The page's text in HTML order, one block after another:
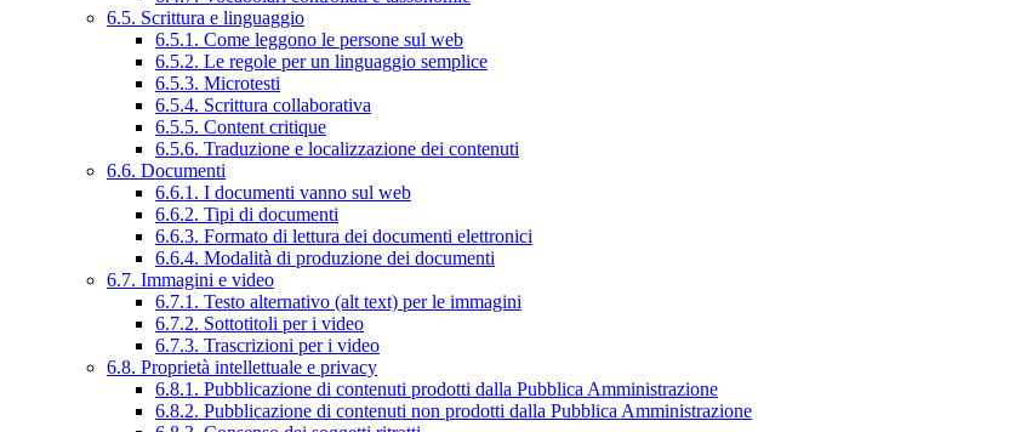
6.5. Scrittura e linguaggio
6.5.1. Come leggono le persone sul web
6.5.2. Le regole per un linguaggio semplice
6.5.3. Microtesti
6.5.4. Scrittura collaborativa
6.5.5. Content critique
6.5.6. Traduzione e localizzazione dei contenuti
6.6. Documenti
6.6.1. I documenti vanno sul web
6.6.2. Tipi di documenti
6.6.3. Formato di lettura dei documenti elettronici
6.6.4. Modalità di produzione dei documenti
6.7. Immagini e video
6.7.1. Testo alternativo (alt text) per le immagini
6.7.2. Sottotitoli per i video
6.7.3. Trascrizioni per i video
6.8. Proprietà intellettuale e privacy
6.8.1. Pubblicazione di contenuti prodotti dalla Pubblica Amministrazione
6.8.2. Pubblicazione di contenuti non prodotti dalla Pubblica Amministrazione